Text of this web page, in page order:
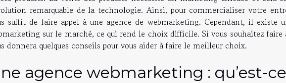
remarquable de la technologie. Ainsi, pour commercialiser votre
suffit de faire appel à une agence de webmarketing. Cependant, il existe
sur le marché, ce qui rend le choix difficile. Si vous souhaitez faire
donnera quelques conseils pour vous aider à faire le meilleur choix.
agence webmarketing : qu’est-ce